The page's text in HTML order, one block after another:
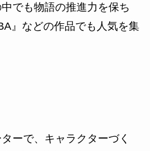
でも物語の推進力を保ち
』などの作品でも人気を集
ーで、キャラクターづく